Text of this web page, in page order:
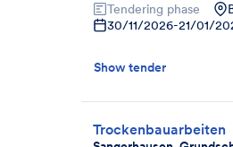
Tendering phase
30/11/2026-21/01/
Show tender
Trockenbauarbeiten